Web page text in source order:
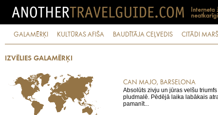
GALAMĒRĶI KULTŪRAS AFIŠA BAUDĪTĀJA CEĻVEDIS CITĀDI
IZVĒLIES GALAMĒRĶI
CAN MAJO, BARSELONA
Absolūts zivju un jūras velšu
pludmalē. Pēdējā laika labākais
pamanīt...